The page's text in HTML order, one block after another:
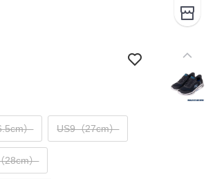
） US9（27cm）
28cm）